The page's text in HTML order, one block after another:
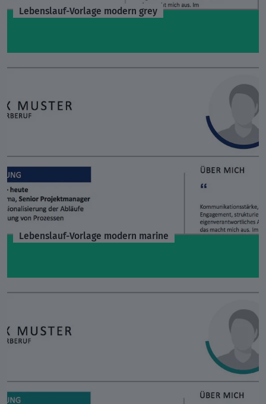
Lebenslauf-Vorlage modern grey
Lebenslauf-Vorlage modern marine